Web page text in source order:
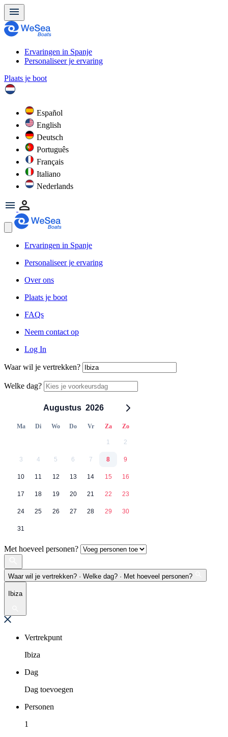
Ervaringen in Spanje
Personaliseer je ervaring
Plaats je boot
Español
English
Deutsch
Português
Français
Italiano
Nederlands
Ervaringen in Spanje
Personaliseer je ervaring
Over ons
Plaats je boot
FAQs
Neem contact op
Log In
Waar wil je vertrekken?
Welke dag?
Augustus 2026
Ma Di Wo Do Vr Za Zo
1 2
3 4 5 6 7 8 9
10 11 12 13 14 15 16
17 18 19 20 21 22 23
24 25 26 27 28 29 30
31
Met hoeveel personen?
Waar wil je vertrekken? · Welke dag? · Met hoeveel personen?
Ibiza
Vertrekpunt
Ibiza
Dag
Dag toevoegen
Personen
1